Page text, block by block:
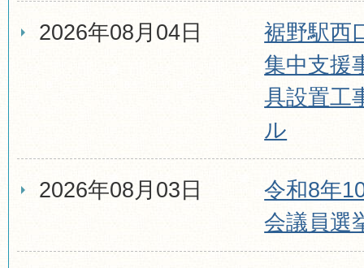
2026年08月04日
裾野駅西
集中支援
具設置工
ル
2026年08月03日
令和8年
会議員選